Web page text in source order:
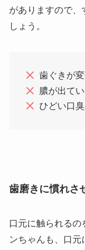
がありますので、
しょう。
歯ぐきが
膿が出て
ひどい口
歯磨きに慣れさ
口元に触られる
ンちゃんも、口元